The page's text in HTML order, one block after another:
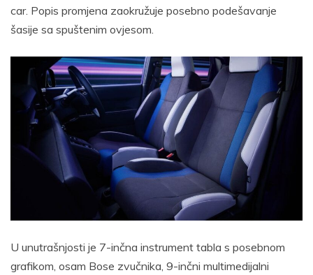
car. Popis promjena zaokružuje posebno podešavanje
šasije sa spuštenim ovjesom.
U unutrašnjosti je 7-inčna instrument tabla s posebnom
grafikom, osam Bose zvučnika, 9-inčni multimedijalni